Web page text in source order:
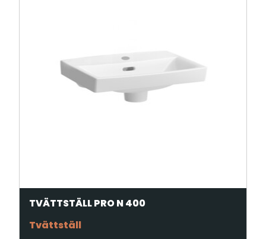
TVÄTTSTÄLL PRO N 400
Tvättställ